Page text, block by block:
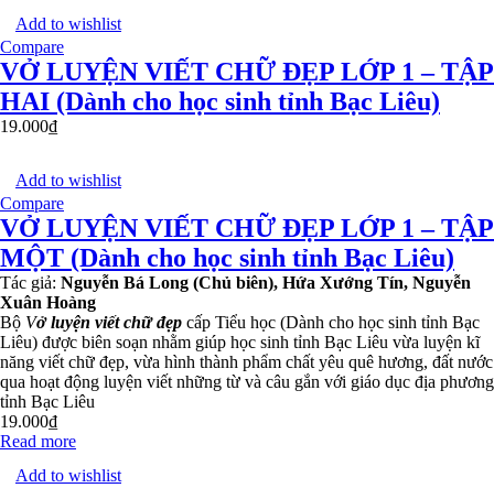
Add to wishlist
Compare
VỞ LUYỆN VIẾT CHỮ ĐẸP LỚP 1 – TẬP
HAI (Dành cho học sinh tỉnh Bạc Liêu)
19.000₫
Add to wishlist
Compare
VỞ LUYỆN VIẾT CHỮ ĐẸP LỚP 1 – TẬP
MỘT (Dành cho học sinh tỉnh Bạc Liêu)
Tác giả: Nguyễn Bá Long (Chủ biên), Hứa Xướng Tín, Nguyễn
Xuân Hoàng
Bộ Vở luyện viết chữ đẹp cấp Tiểu học (Dành cho học sinh tỉnh Bạc
Liêu) được biên soạn nhằm giúp học sinh tỉnh Bạc Liêu vừa luyện kĩ
năng viết chữ đẹp, vừa hình thành phẩm chất yêu quê hương, đất nước
qua hoạt động luyện viết những từ và câu gắn với giáo dục địa phương
tỉnh Bạc Liêu
19.000₫
Read more
Add to wishlist